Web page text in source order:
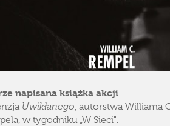
napisana książka akcji
Uwikłanego, autorstwa Williama
w tygodniku „W Sieci".